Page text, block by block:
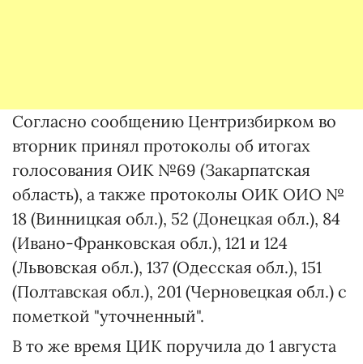
Согласно сообщению Центризбирком во
вторник принял протоколы об итогах
голосования ОИК №69 (Закарпатская
область), а также протоколы ОИК ОИО №
18 (Винницкая обл.), 52 (Донецкая обл.), 84
(Ивано-Франковская обл.), 121 и 124
(Львовская обл.), 137 (Одесская обл.), 151
(Полтавская обл.), 201 (Черновецкая обл.) с
пометкой "уточненный".
В то же время ЦИК поручила до 1 августа